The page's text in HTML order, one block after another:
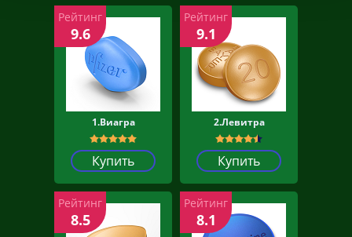
1.Виагра
Купить
Рейтинг
9.6
2.Левитра
Купить
Рейтинг
9.1
Рейтинг
8.5
Рейтинг
8.1